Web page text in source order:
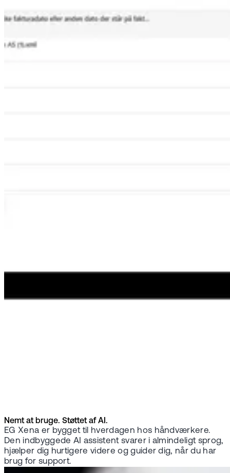
Nemt at bruge. Støttet af AI.
EG Xena er bygget til hverdagen hos håndværkere.
Den indbyggede AI assistent svarer i almindeligt sprog,
hjælper dig hurtigere videre og guider dig, når du har
brug for support.